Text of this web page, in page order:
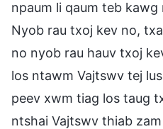
npaum li qaum teb
Nyob rau txoj kev no,
no nyob rau hauv txoj
los ntawm Vajtswv tej
peev xwm tiag los taug
ntshai Vajtswv thiab